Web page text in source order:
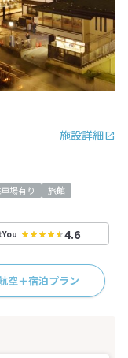
施設詳細
場有り
旅館
4.6
空＋宿泊プラン